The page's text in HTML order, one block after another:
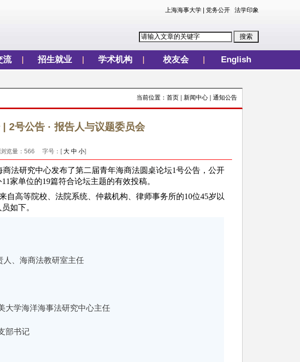
上海海事大学 党务公开 法学印象
流 招生就业 学术机构 校友会 English
当前位置： 首页 新闻中心 通知公告
2号公告 · 报告人与议题委员会
览量： 566 字号：[大 中 小]
法研究中心发布了第二届青年海商法圆桌论坛1号公告，公开
家单位的19篇符合论坛主题的有效投稿。
高等院校、法院系统、仲裁机构、律师事务所的10位45岁以
如下。
、海商法教研室主任
大学海洋海事法研究中心主任
部书记